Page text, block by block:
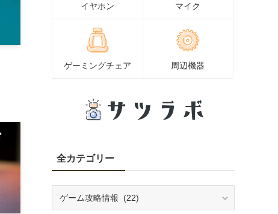
イヤホン マイク
ゲーミングチェア 周辺機器
全カテゴリー